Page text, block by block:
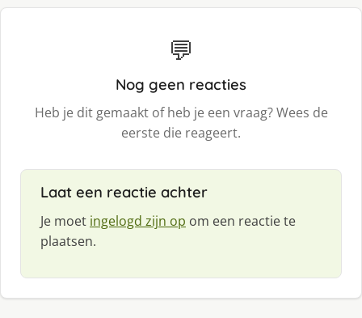
💬
Nog geen reacties
Heb je dit gemaakt of heb je een vraag? Wees de
eerste die reageert.
Laat een reactie achter
Je moet ingelogd zijn op om een reactie te
plaatsen.